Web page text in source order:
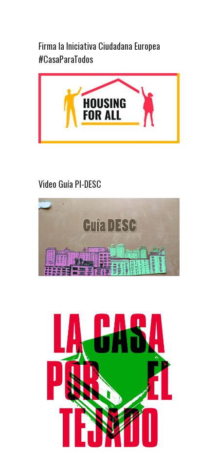
Firma la Iniciativa Ciudadana Europea
#CasaParaTodos
Video Guía PI-DESC